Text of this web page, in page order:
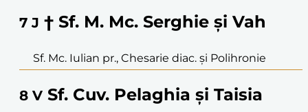
7 J † Sf. M. Mc. Serghie și Vah
Sf. Mc. Iulian pr., Chesarie diac. și Polihronie
8 V Sf. Cuv. Pelaghia și Taisia